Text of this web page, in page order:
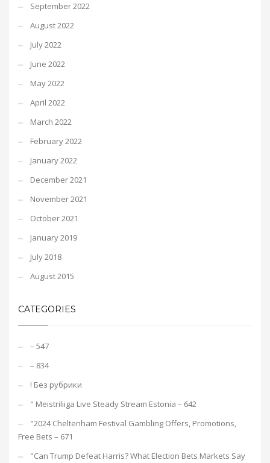
September 2022
August 2022
July 2022
June 2022
May 2022
April 2022
March 2022
February 2022
January 2022
December 2021
November 2021
October 2021
January 2019
July 2018
August 2015
CATEGORIES
– 547
– 834
! Без рубрики
"️ Meistriliiga Live Steady Stream Estonia – 642
"2024 Cheltenham Festival Gambling Offers, Promotions,
Free Bets – 671
"Can Trump Defeat Harris? What Election Bets Markets Say